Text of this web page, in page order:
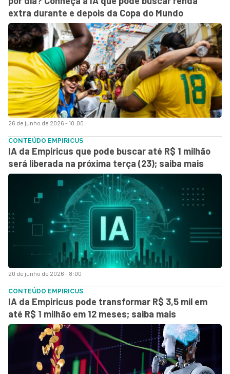
26 de junho de 2026 - 10:00
extra durante e depois da Copa do Mundo
20 de junho de 2026 - 8:00
CONTEÚDO EMPIRICUS
IA da Empiricus que pode buscar até R$ 1 milhão
será liberada na próxima terça (23); saiba mais
CONTEÚDO EMPIRICUS
IA da Empiricus pode transformar R$ 3,5 mil em
até R$ 1 milhão em 12 meses; saiba mais